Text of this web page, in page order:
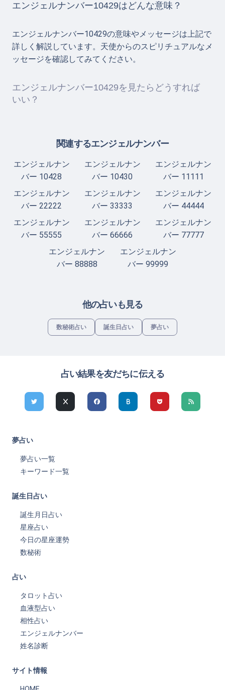
エンジェルナンバー10429はどんな意味？
エンジェルナンバー10429の意味やメッセージは上記で
詳しく解説しています。天使からのスピリチュアルなメ
ッセージを確認してみてください。
エンジェルナンバー10429を見たらどうすれば
いい？
関連するエンジェルナンバー
エンジェルナン
バー 10428
エンジェルナン
バー 10430
エンジェルナン
バー 11111
エンジェルナン
バー 22222
エンジェルナン
バー 33333
エンジェルナン
バー 44444
エンジェルナン
バー 55555
エンジェルナン
バー 66666
エンジェルナン
バー 77777
エンジェルナン
バー 88888
エンジェルナン
バー 99999
他の占いも見る
数秘術占い 誕生日占い 夢占い
占い結果を友だちに伝える
夢占い
夢占い一覧
キーワード一覧
誕生日占い
誕生月日占い
星座占い
今日の星座運勢
数秘術
占い
タロット占い
血液型占い
相性占い
エンジェルナンバー
姓名診断
サイト情報